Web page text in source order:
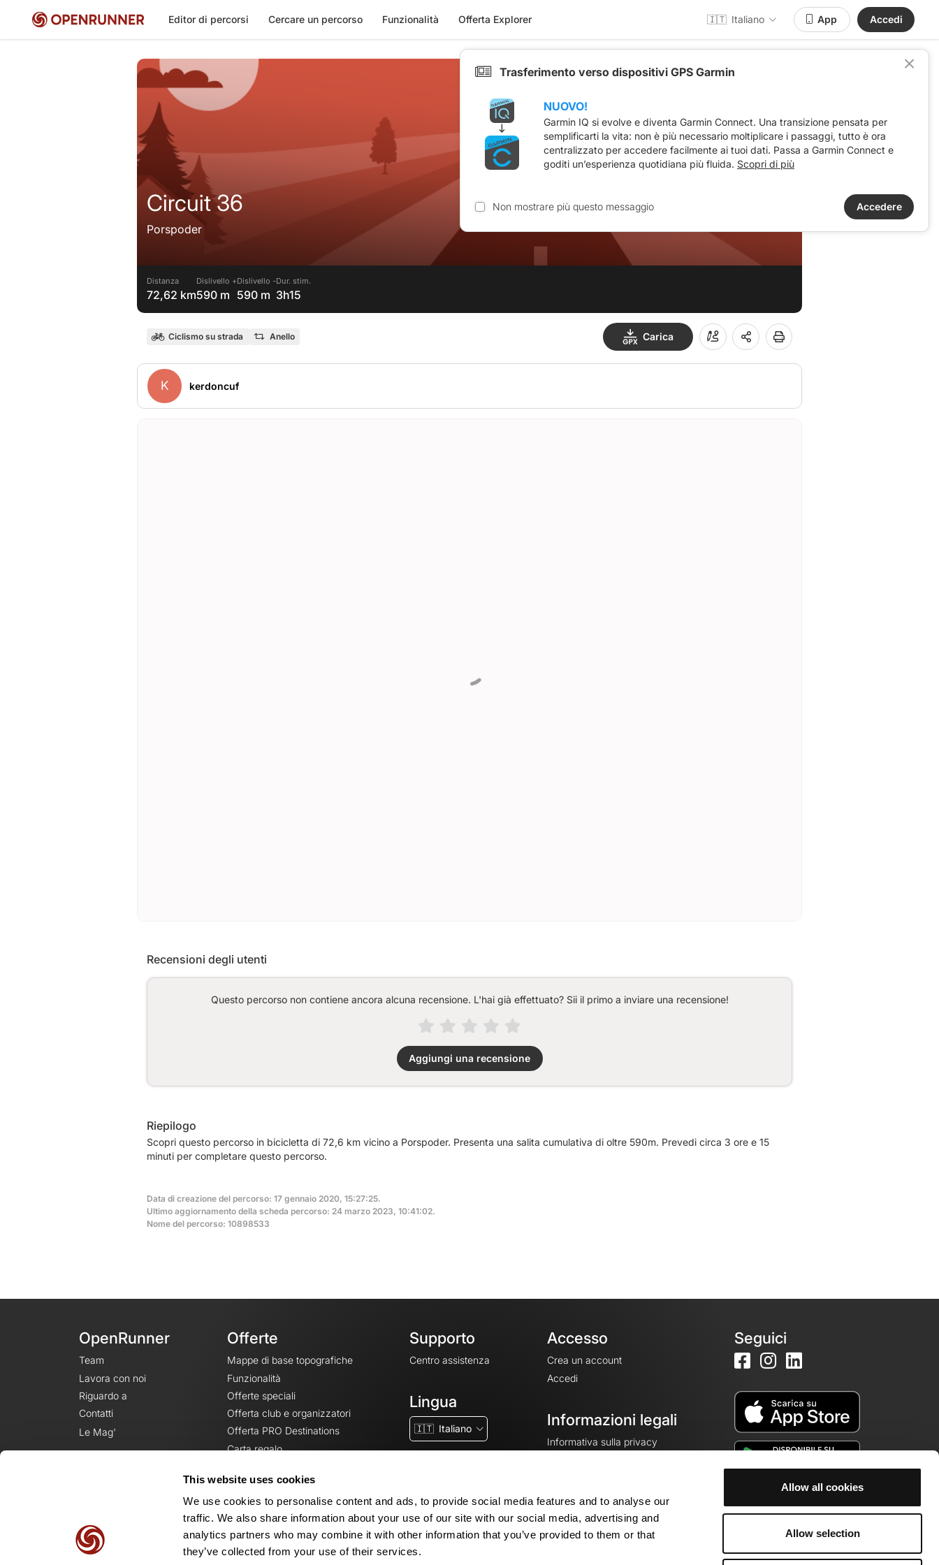
This website uses cookies
We use cookies to personalise content and ads, to provide social media features and to analyse our
traffic. We also share information about your use of our site with our social media, advertising and
analytics partners who may combine it with other information that you’ve provided to them or that
they’ve collected from your use of their services.
Allow all cookies
Allow selection
Editor di percorsi Cercare un percorso Funzionalità Offerta Explorer 🇮🇹 Italiano App Accedi
Circuit 36
Porspoder
Distanza
72,62 km
Dislivello +
590 m
Dislivello -
590 m
Dur. stim.
3h15
Ciclismo su strada Anello Carica
K kerdoncuf
Recensioni degli utenti
Questo percorso non contiene ancora alcuna recensione. L'hai già effettuato? Sii il primo a inviare una recensione!
Aggiungi una recensione
Riepilogo
Scopri questo percorso in bicicletta di 72,6 km vicino a Porspoder. Presenta una salita cumulativa di oltre 590m. Prevedi circa 3 ore e 15
minuti per completare questo percorso.
Data di creazione del percorso: 17 gennaio 2020, 15:27:25.
Ultimo aggiornamento della scheda percorso: 24 marzo 2023, 10:41:02.
Nome del percorso: 10898533
OpenRunner
Team
Lavora con noi
Riguardo a
Contatti
Le Mag'
Offerte
Mappe di base topografiche
Funzionalità
Offerte speciali
Offerta club e organizzatori
Offerta PRO Destinations
Carta regalo
Supporto
Centro assistenza
Lingua
🇮🇹 Italiano
Accesso
Crea un account
Accedi
Informazioni legali
Informativa sulla privacy
Impostazioni dei cookie
Seguici
Trasferimento verso dispositivi GPS Garmin
NUOVO!
Garmin IQ si evolve e diventa Garmin Connect. Una transizione pensata per
semplificarti la vita: non è più necessario moltiplicare i passaggi, tutto è ora
centralizzato per accedere facilmente ai tuoi dati. Passa a Garmin Connect e
goditi un’esperienza quotidiana più fluida. Scopri di più
Non mostrare più questo messaggio Accedere